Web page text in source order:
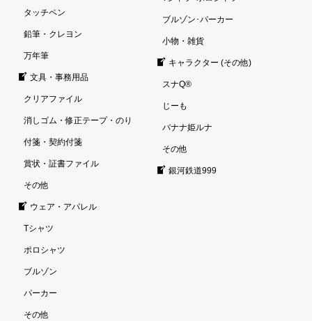
タッチペン
鉛筆・クレヨン
万年筆
文具・事務用品
クリアファイル
消しゴム・修正テープ・のり
付箋・契約付箋
賞状・証書ファイル
その他
ウェア・アパレル
Tシャツ
ポロシャツ
ブルゾン
パーカー
その他
ブルゾン･パーカー
小物・雑貨
キャラクター (その他)
スナQ®
じーも
バナナ姫ルナ
その他
銀河鉄道999